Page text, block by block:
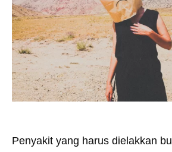
Penyakit yang harus dielakkan